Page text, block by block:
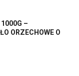
–
ORZECHOWE O